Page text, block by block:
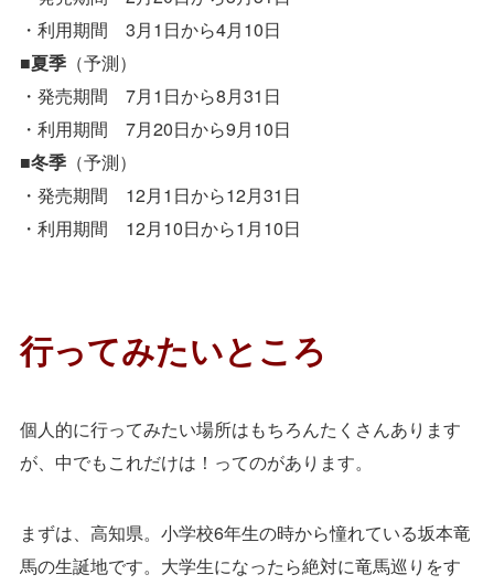
・利用期間 3月1日から4月10日
■夏季（予測）
・発売期間 7月1日から8月31日
・利用期間 7月20日から9月10日
■冬季（予測）
・発売期間 12月1日から12月31日
・利用期間 12月10日から1月10日
行ってみたいところ
個人的に行ってみたい場所はもちろんたくさんあります
が、中でもこれだけは！ってのがあります。
まずは、高知県。小学校6年生の時から憧れている坂本竜
馬の生誕地です。大学生になったら絶対に竜馬巡りをす